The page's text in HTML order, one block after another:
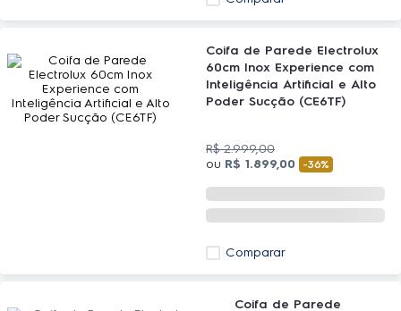
Coifa de Parede Electrolux
60cm Inox Experience com
Inteligência Artificial e Alto
Poder Sucção (CE6TF)
R$ 2.999,00
ou R$ 1.899,00 -36%
Comparar
Coifa de Parede